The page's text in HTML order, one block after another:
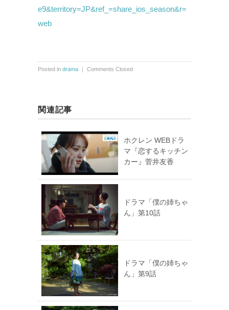
e9&territory=JP&ref_=share_ios_season&r=
web
Posted in drama ｜ Comments Closed
関連記事
ホクレン WEBドラ
マ『恋するキッチン
カー』菅井友香
ドラマ「僕の姉ちゃ
ん」第10話
ドラマ「僕の姉ちゃ
ん」第9話